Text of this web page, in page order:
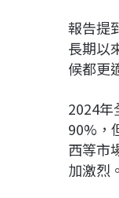
報告提
長期以
候都更
2024年
90%，
西等市
加激烈。